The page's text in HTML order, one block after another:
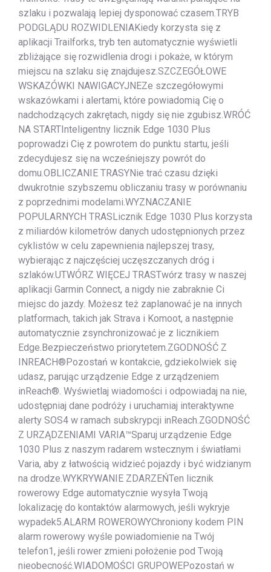
szlaku i pozwalają lepiej dysponować czasem.TRYB
PODGLĄDU ROZWIDLENIAKiedy korzysta się z
aplikacji Trailforks, tryb ten automatycznie wyświetli
zbliżające się rozwidlenia drogi i pokaże, w którym
miejscu na szlaku się znajdujesz.SZCZEGÓŁOWE
WSKAZÓWKI NAWIGACYJNEZe szczegółowymi
wskazówkami i alertami, które powiadomią Cię o
nadchodzących zakrętach, nigdy się nie zgubisz.WRÓĆ
NA STARTInteligentny licznik Edge 1030 Plus
poprowadzi Cię z powrotem do punktu startu, jeśli
zdecydujesz się na wcześniejszy powrót do
domu.OBLICZANIE TRASYNie trać czasu dzięki
dwukrotnie szybszemu obliczaniu trasy w porównaniu
z poprzednimi modelami.WYZNACZANIE
POPULARNYCH TRASLicznik Edge 1030 Plus korzysta
z miliardów kilometrów danych udostępnionych przez
cyklistów w celu zapewnienia najlepszej trasy,
wybierając z najczęściej uczęszczanych dróg i
szlaków.UTWÓRZ WIĘCEJ TRASTwórz trasy w naszej
aplikacji Garmin Connect, a nigdy nie zabraknie Ci
miejsc do jazdy. Możesz też zaplanować je na innych
platformach, takich jak Strava i Komoot, a następnie
automatycznie zsynchronizować je z licznikiem
Edge.Bezpieczeństwo priorytetem.ZGODNOŚĆ Z
INREACH®Pozostań w kontakcie, gdziekolwiek się
udasz, parując urządzenie Edge z urządzeniem
inReach®. Wyświetlaj wiadomości i odpowiadaj na nie,
udostępniaj dane podróży i uruchamiaj interaktywne
alerty SOS4 w ramach subskrypcji inReach.ZGODNOŚĆ
Z URZĄDZENIAMI VARIA™Sparuj urządzenie Edge
1030 Plus z naszym radarem wstecznym i światłami
Varia, aby z łatwością widzieć pojazdy i być widzianym
na drodze.WYKRYWANIE ZDARZEŃTen licznik
rowerowy Edge automatycznie wysyła Twoją
lokalizację do kontaktów alarmowych, jeśli wykryje
wypadek5.ALARM ROWEROWYChroniony kodem PIN
alarm rowerowy wyśle powiadomienie na Twój
telefon1, jeśli rower zmieni położenie pod Twoją
nieobecność.WIADOMOŚCI GRUPOWEPozostań w